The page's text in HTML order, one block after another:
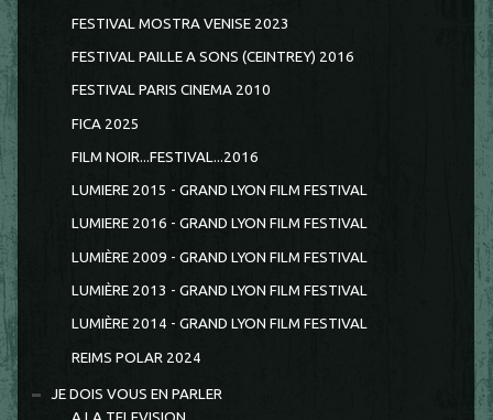
FESTIVAL MOSTRA VENISE 2023
FESTIVAL PAILLE A SONS (CEINTREY) 2016
FESTIVAL PARIS CINEMA 2010
FICA 2025
FILM NOIR...FESTIVAL...2016
LUMIERE 2015 - GRAND LYON FILM FESTIVAL
LUMIERE 2016 - GRAND LYON FILM FESTIVAL
LUMIÈRE 2009 - GRAND LYON FILM FESTIVAL
LUMIÈRE 2013 - GRAND LYON FILM FESTIVAL
LUMIÈRE 2014 - GRAND LYON FILM FESTIVAL
REIMS POLAR 2024
JE DOIS VOUS EN PARLER